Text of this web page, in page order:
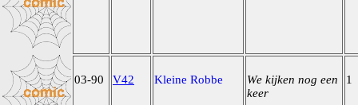
03-90 V42 Kleine Robbe
We kijken nog een
keer
1